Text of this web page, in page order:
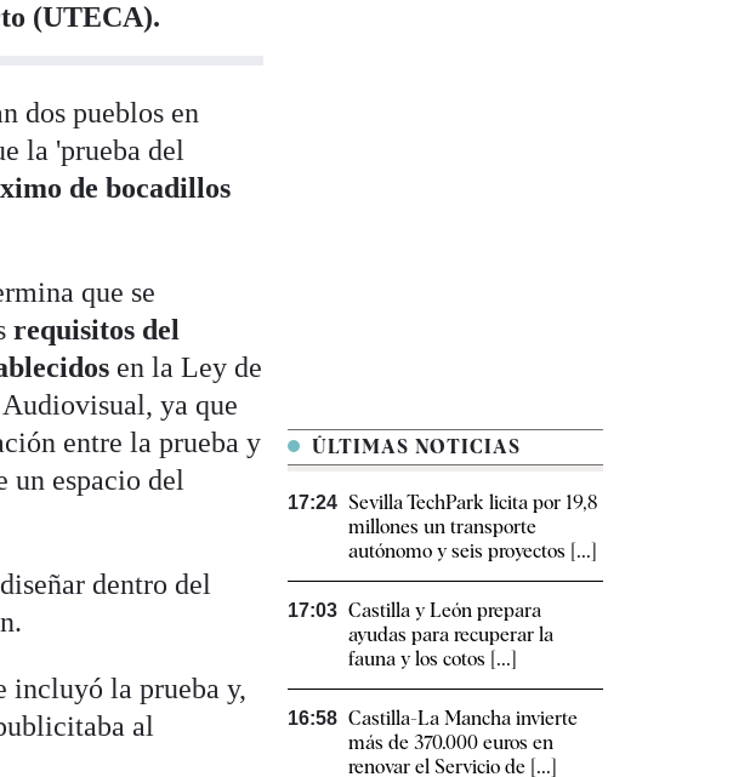
(UTECA).
dos pueblos en
la 'prueba del
de bocadillos
que se
requisitos del
en la Ley de
ya que
entre la prueba y
un espacio del
dentro del
incluyó la prueba y,
al
ÚLTIMAS NOTICIAS
17:24 Sevilla TechPark licita por 19,8
millones un transporte
autónomo y seis proyectos [...]
17:03 Castilla y León prepara
ayudas para recuperar la
fauna y los cotos [...]
16:58 Castilla-La Mancha invierte
más de 370.000 euros en
renovar el Servicio de [...]